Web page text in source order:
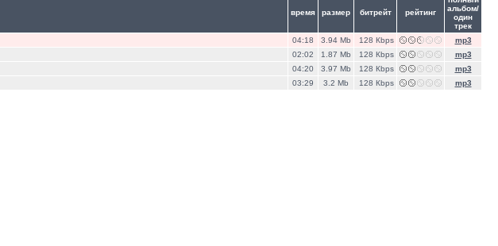
время размер битрейт рейтинг
альбом/
один
трек
04:18 3.94 Mb 128 Кbps
mp3
02:02 1.87 Mb 128 Кbps
mp3
04:20 3.97 Mb 128 Кbps
mp3
03:29 3.2 Mb 128 Кbps
mp3